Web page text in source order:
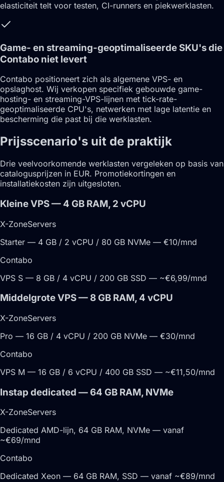
elasticiteit telt voor testen, CI-runners en piekwerklasten.
Game- en streaming-geoptimaliseerde SKU's die
Contabo niet levert
Contabo positioneert zich als algemene VPS- en
opslaghost. Wij verkopen specifiek gebouwde game-
hosting- en streaming-VPS-lijnen met tick-rate-
geoptimaliseerde CPU's, netwerken met lage latentie en
bescherming die past bij die werklasten.
Prijsscenario's uit de praktijk
Drie veelvoorkomende werklasten vergeleken op basis van
catalogusprijzen in EUR. Promotiekortingen en
installatiekosten zijn uitgesloten.
Kleine VPS — 4 GB RAM, 2 vCPU
X-ZoneServers
Starter — 4 GB / 2 vCPU / 80 GB NVMe — €10/mnd
Contabo
VPS S — 8 GB / 4 vCPU / 200 GB SSD — ~€6,99/mnd
Middelgrote VPS — 8 GB RAM, 4 vCPU
X-ZoneServers
Pro — 16 GB / 4 vCPU / 200 GB NVMe — €30/mnd
Contabo
VPS M — 16 GB / 6 vCPU / 400 GB SSD — ~€11,50/mnd
Instap dedicated — 64 GB RAM, NVMe
X-ZoneServers
Dedicated AMD-lijn, 64 GB RAM, NVMe — vanaf
~€69/mnd
Contabo
Dedicated Xeon — 64 GB RAM, SSD — vanaf ~€89/mnd